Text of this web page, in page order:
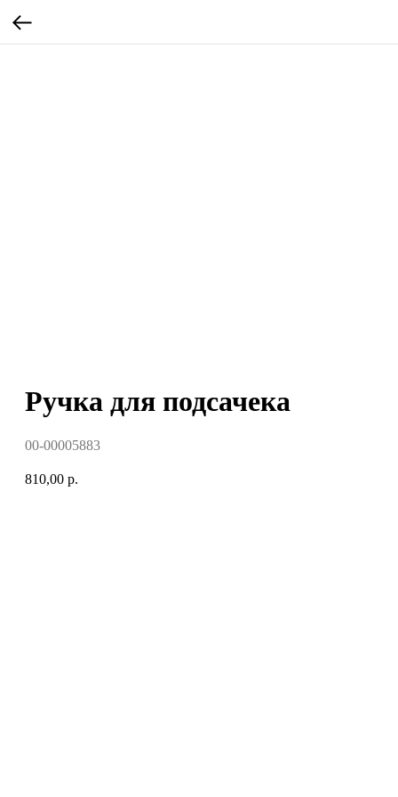
Ручка для подсачека
00-00005883
810,00 р.